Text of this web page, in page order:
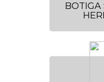
BOTIGA